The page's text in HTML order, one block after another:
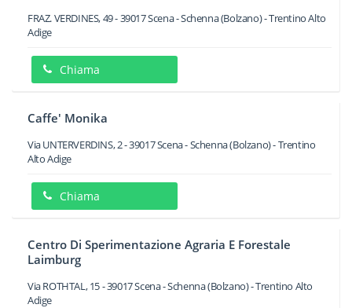
FRAZ. VERDINES, 49-39017Scena - Schenna(Bolzano) -Trentino Alto
Adige
Chiama
Caffe' Monika
Via UNTERVERDINS, 2-39017Scena - Schenna(Bolzano) -Trentino
Alto Adige
Chiama
Centro Di Sperimentazione Agraria E Forestale
Laimburg
Via ROTHTAL, 15-39017Scena - Schenna(Bolzano) -Trentino Alto
Adige